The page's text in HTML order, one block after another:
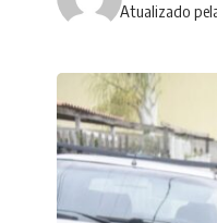
Atualizado